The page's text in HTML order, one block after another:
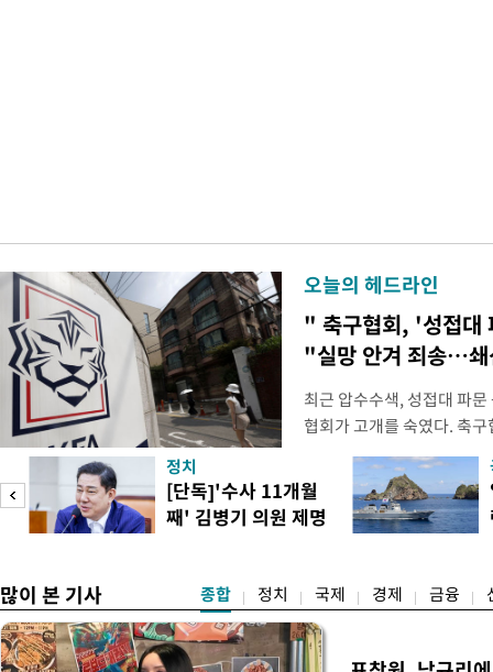
오늘의 헤드라인
" 축구협회, '성접대
"실망 안겨 죄송…
최근 압수수색, 성접대 파
협회가 고개를 숙였다. 축
관계자 여러분께 드리는
다. 축구협회는 최근 2026
컵 조별리그 탈락과 관련해
회에서 질타를 받은 데 이
정치
[단독]'수사 11개월
째' 김병기 의원 제명
많이 본 기사 종합 정치 국제 경제 금융